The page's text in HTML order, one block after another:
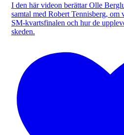
I den här videon berättar Olle
samtal med Robert Tennisberg, om
SM-kvartsfinalen och hur de
skeden.